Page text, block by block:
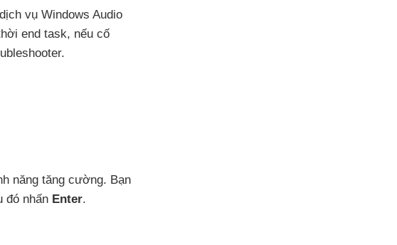
vụ Windows Audio
end task, nếu cố
năng tăng cường. Bạn
đó nhấn Enter.